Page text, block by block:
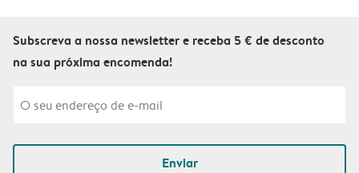
Subscreva a nossa newsletter e receba 5 € de desconto
na sua próxima encomenda!
Enviar